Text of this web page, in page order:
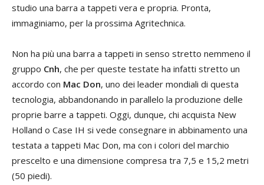
studio una barra a tappeti vera e propria. Pronta,
immaginiamo, per la prossima Agritechnica.
Non ha più una barra a tappeti in senso stretto nemmeno il
gruppo Cnh, che per queste testate ha infatti stretto un
accordo con Mac Don, uno dei leader mondiali di questa
tecnologia, abbandonando in parallelo la produzione delle
proprie barre a tappeti. Oggi, dunque, chi acquista New
Holland o Case IH si vede consegnare in abbinamento una
testata a tappeti Mac Don, ma con i colori del marchio
prescelto e una dimensione compresa tra 7,5 e 15,2 metri
(50 piedi).